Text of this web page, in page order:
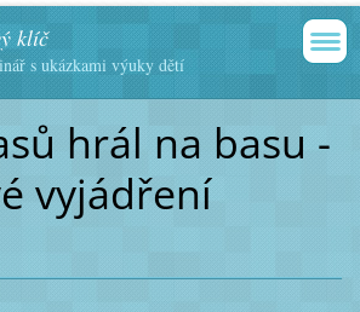
klíč
s ukázkami výuky dětí
hrál na basu -
vyjádření